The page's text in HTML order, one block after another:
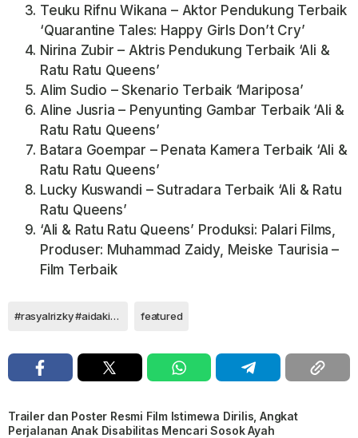
Teuku Rifnu Wikana – Aktor Pendukung Terbaik
‘Quarantine Tales: Happy Girls Don’t Cry’
Nirina Zubir – Aktris Pendukung Terbaik ‘Ali &
Ratu Ratu Queens’
Alim Sudio – Skenario Terbaik ‘Mariposa’
Aline Jusria – Penyunting Gambar Terbaik ‘Ali &
Ratu Ratu Queens’
Batara Goempar – Penata Kamera Terbaik ‘Ali &
Ratu Ratu Queens’
Lucky Kuswandi – Sutradara Terbaik ‘Ali & Ratu
Ratu Queens’
‘Ali & Ratu Ratu Queens’ Produksi: Palari Films,
Produser: Muhammad Zaidy, Meiske Taurisia –
Film Terbaik
#rasyalrizky #aidakiehl #ffwi2021 #eighteenmanagement featured
Trailer dan Poster Resmi Film Istimewa Dirilis, Angkat
Perjalanan Anak Disabilitas Mencari Sosok Ayah